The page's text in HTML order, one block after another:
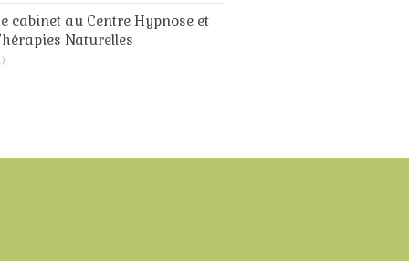
cabinet au Centre Hypnose et
Naturelles